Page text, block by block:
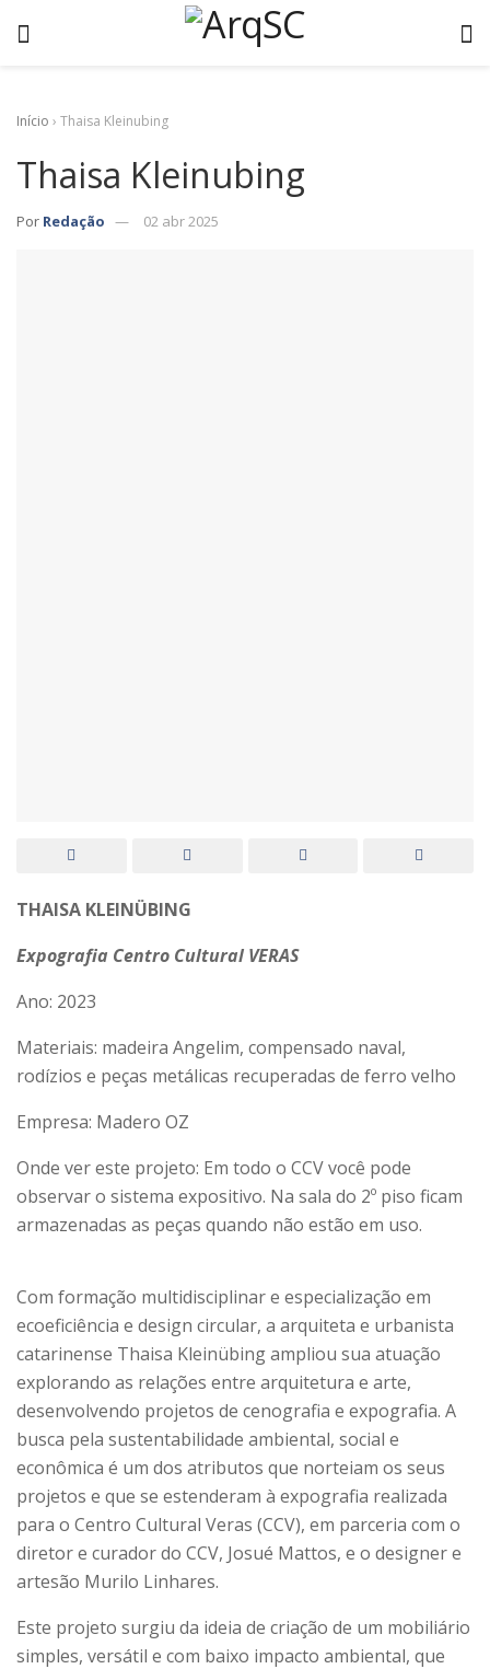
Início › Thaisa Kleinubing
Thaisa Kleinubing
Por Redação 02 abr 2025
THAISA KLEINÜBING
Expografia Centro Cultural VERAS
Ano: 2023
Materiais: madeira Angelim, compensado naval,
rodízios e peças metálicas recuperadas de ferro velho
Empresa: Madero OZ
Onde ver este projeto: Em todo o CCV você pode
observar o sistema expositivo. Na sala do 2º piso ficam
armazenadas as peças quando não estão em uso.
Com formação multidisciplinar e especialização em
ecoeficiência e design circular, a arquiteta e urbanista
catarinense Thaisa Kleinübing ampliou sua atuação
explorando as relações entre arquitetura e arte,
desenvolvendo projetos de cenografia e expografia. A
busca pela sustentabilidade ambiental, social e
econômica é um dos atributos que norteiam os seus
projetos e que se estenderam à expografia realizada
para o Centro Cultural Veras (CCV), em parceria com o
diretor e curador do CCV, Josué Mattos, e o designer e
artesão Murilo Linhares.
Este projeto surgiu da ideia de criação de um mobiliário
simples, versátil e com baixo impacto ambiental, que